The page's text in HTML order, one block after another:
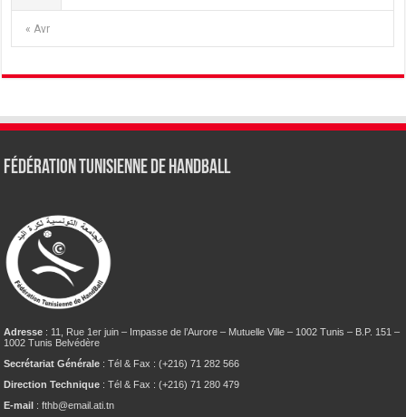
« Avr
Fédération tunisienne de Handball
Adresse : 11, Rue 1er juin – Impasse de l’Aurore – Mutuelle Ville – 1002 Tunis – B.P. 151 –
1002 Tunis Belvédère
Secrétariat Générale : Tél & Fax : (+216) 71 282 566
Direction Technique : Tél & Fax : (+216) 71 280 479
E-mail : fthb@email.ati.tn